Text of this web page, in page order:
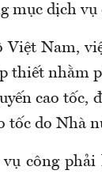
mục dịch
Việt Nam,
thiết nhằm
cao tốc,
tốc do Nhà
vụ công